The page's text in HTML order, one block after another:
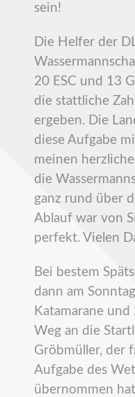
sein!
Die Helfer der
20 ESC und 13
die stattliche
ergeben. Die
diese Aufgabe
meinen
die
ganz rund über
Ablauf war von
perfekt. Vielen
Bei bestem
dann am
Katamarane
Weg an die
Gröbmüller, der
Aufgabe des
übernommen